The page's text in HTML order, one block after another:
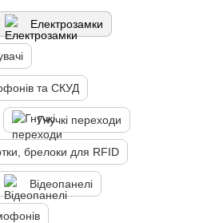
Електрозамки
та СКУД
Гнучкі переходи
брелоки для RFID
Відеопанелі